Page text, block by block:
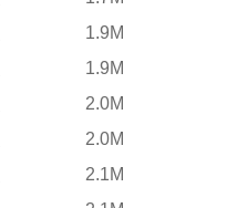
1.9M
1.9M
2.0M
2.0M
2.1M